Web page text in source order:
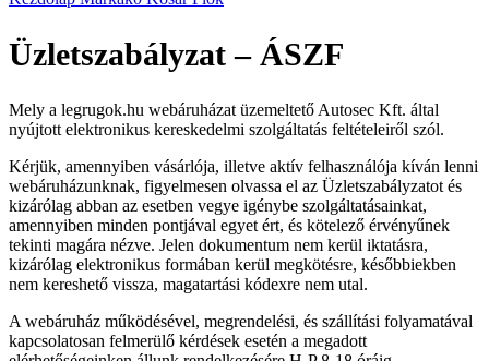
Üzletszabályzat – ÁSZF
Mely a legrugok.hu webáruházat üzemeltető Autosec Kft. által
nyújtott elektronikus kereskedelmi szolgáltatás feltételeiről szól.
Kérjük, amennyiben vásárlója, illetve aktív felhasználója kíván lenni
webáruházunknak, figyelmesen olvassa el az Üzletszabályzatot és
kizárólag abban az esetben vegye igénybe szolgáltatásainkat,
amennyiben minden pontjával egyet ért, és kötelező érvényűnek
tekinti magára nézve. Jelen dokumentum nem kerül iktatásra,
kizárólag elektronikus formában kerül megkötésre, későbbiekben
nem kereshető vissza, magatartási kódexre nem utal.
A webáruház működésével, megrendelési, és szállítási folyamatával
kapcsolatosan felmerülő kérdések esetén a megadott